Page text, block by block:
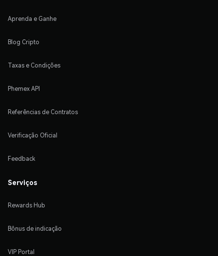
Aprenda e Ganhe
Blog Cripto
Taxas e Condições
Phemex API
Referências de Contratos
Verificação Oficial
Feedback
Serviços
Rewards Hub
Bônus de indicação
VIP Portal